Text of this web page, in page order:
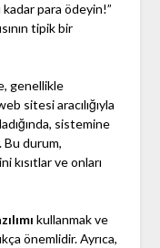
kadar para ödeyin!”
tipik bir
genellikle
sitesi aracılığıyla
sistemine
Bu durum,
kısıtlar ve onları
kullanmak ve
önemlidir. Ayrıca,